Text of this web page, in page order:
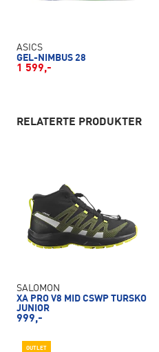
ASICS
GEL-NIMBUS 28
1 599,-
RELATERTE PRODUKTER
SALOMON
XA PRO V8 MID CSWP TURSKO
JUNIOR
999,-
OUTLET